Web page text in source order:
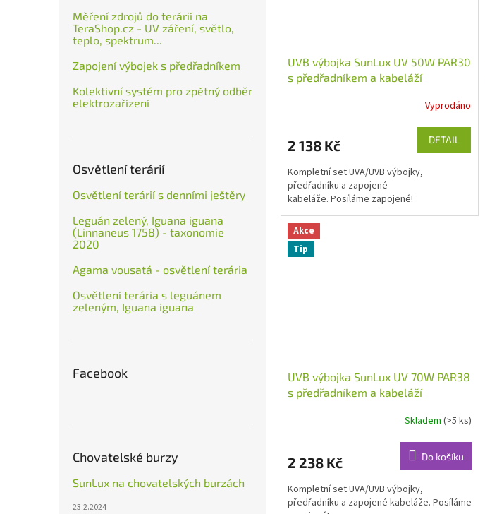
Měření zdrojů do terárií na
TeraShop.cz - UV záření, světlo,
teplo, spektrum...
Zapojení výbojek s předřadníkem
Kolektivní systém pro zpětný odběr
elektrozařízení
Osvětlení terárií
Osvětlení terárií s denními ještěry
Leguán zelený, Iguana iguana
(Linnaneus 1758) - taxonomie
2020
Agama vousatá - osvětlení terária
Osvětlení terária s leguánem
zeleným, Iguana iguana
Facebook
Chovatelské burzy
SunLux na chovatelských burzách
23.2.2024
UVB výbojka SunLux UV 50W PAR30
s předřadníkem a kabeláží
Vyprodáno
2 138 Kč DETAIL
Kompletní set UVA/UVB výbojky,
předřadníku a zapojené
kabeláže. Posíláme zapojené!
Akce
Tip
UVB výbojka SunLux UV 70W PAR38
s předřadníkem a kabeláží
Skladem (>5 ks)
2 238 Kč Do košíku
Kompletní set UVA/UVB výbojky,
předřadníku a zapojené kabeláže. Posíláme